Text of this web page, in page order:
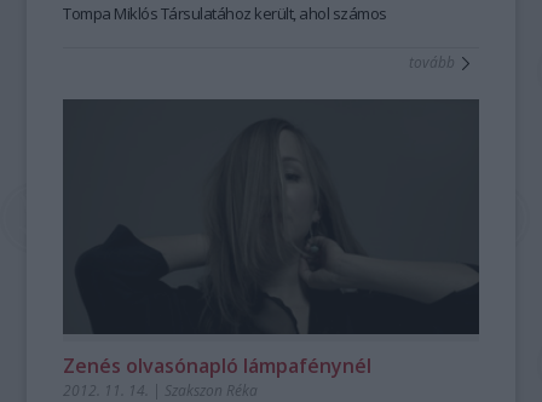
Tompa Miklós Társulatához került, ahol számos
győződött meg arról, hogy van helye a színpadon. Az utóbbi
tovább
Zenés olvasónapló lámpafénynél
2012. 11. 14. | Szakszon Réka